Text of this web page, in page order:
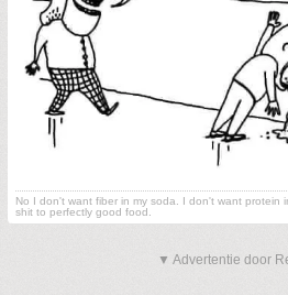
No I don't want fiber in my soda. I don't want protein
shit to perfectly good food.
▼ Advertentie door